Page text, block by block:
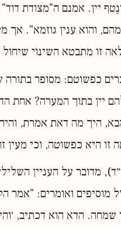
יין. אמנם ה"מצודת
מהם, והוא ענין גוזמא".
זו מתבטא השינוי שיחול
כפשוטם: מסופר בתורה
להם יין בתוך המערה?
היך מה דאת אמרת,
זו היא כפשוטה, וכי מעין
מדובר על העניין
מוסיפים ואומרים: "אמר
הדא הוא דכתיב,